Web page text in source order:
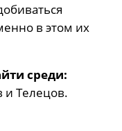
в этом их
среди:
и Телецов.